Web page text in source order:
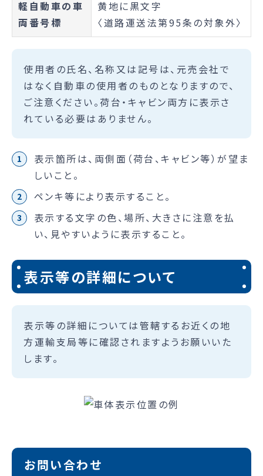
軽自動車の車
両番号標
黄地に黒文字
〈道路運送法第95条の対象外〉
使用者の氏名、名称又は記号は、元売会社で
はなく自動車の使用者のものとなりますので、
ご注意ください。荷台・キャビン両方に表示さ
れている必要はありません。
表示箇所は、両側面（荷台、キャビン等）が望ま
しいこと。
ペンキ等により表示すること。
表示する文字の色、場所、大きさに注意を払
い、見やすいように表示すること。
表示等の詳細について
表示等の詳細については管轄するお近くの地
方運輸支局等に確認されますようお願いいた
します。
お問い合わせ